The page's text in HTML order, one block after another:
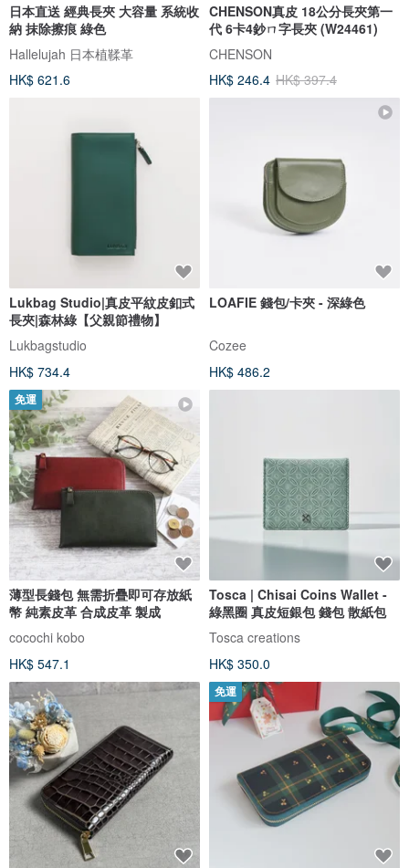
日本直送 經典長夾 大容量 系統收
納 抹除擦痕 綠色
Hallelujah 日本植鞣革
HK$ 621.6
CHENSON真皮 18公分長夾第一
代 6卡4鈔ㄇ字長夾 (W24461)
CHENSON
HK$ 246.4 HK$ 397.4
Lukbag Studio|真皮平紋皮釦式
長夾|森林綠【父親節禮物】
Lukbagstudio
HK$ 734.4
LOAFIE 錢包/卡夾 - 深綠色
Cozee
HK$ 486.2
免運
薄型長錢包 無需折疊即可存放紙
幣 純素皮革 合成皮革 製成
cocochi kobo
HK$ 547.1
Tosca | Chisai Coins Wallet -
綠黑圈 真皮短銀包 錢包 散紙包
Tosca creations
HK$ 350.0
免運